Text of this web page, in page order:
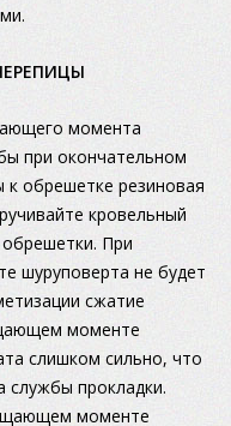
момента
при окончательном
обрешетке резиновая
кровельный
При
шуруповерта не будет
сжатие
моменте
слишком сильно, что
службы прокладки.
моменте